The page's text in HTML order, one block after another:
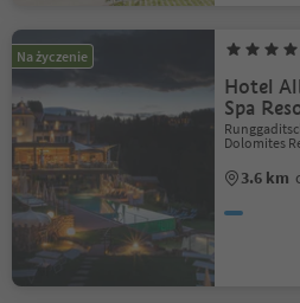
Na życzenie
Hotel
Spa
Dolomites
3.6 km